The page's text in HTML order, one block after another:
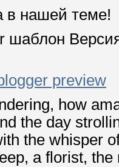
в нашей теме!
how
the day
the whisper
a florist,